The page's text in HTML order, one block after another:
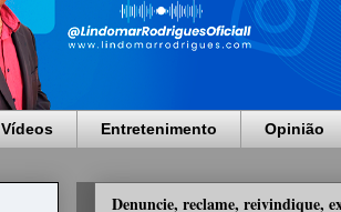
Vídeos Entretenimento Opinião
Denuncie, reclame, reivindique,